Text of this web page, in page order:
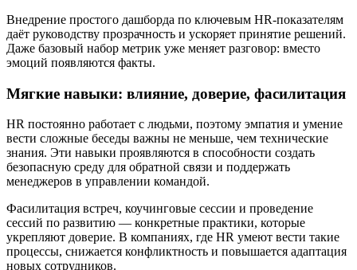
Внедрение простого дашборда по ключевым HR-показателям
даёт руководству прозрачность и ускоряет принятие решений.
Даже базовый набор метрик уже меняет разговор: вместо
эмоций появляются факты.
Мягкие навыки: влияние, доверие, фасилитация
HR постоянно работает с людьми, поэтому эмпатия и умение
вести сложные беседы важны не меньше, чем технические
знания. Эти навыки проявляются в способности создать
безопасную среду для обратной связи и поддержать
менеджеров в управлении командой.
Фасилитация встреч, коучинговые сессии и проведение
сессий по развитию — конкретные практики, которые
укрепляют доверие. В компаниях, где HR умеют вести такие
процессы, снижается конфликтность и повышается адаптация
новых сотрудников.